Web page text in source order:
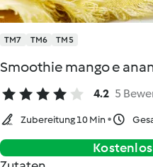
TM7 TM6 TM5
Smoothie mango e
4.2 5
Zubereitung 10 Min